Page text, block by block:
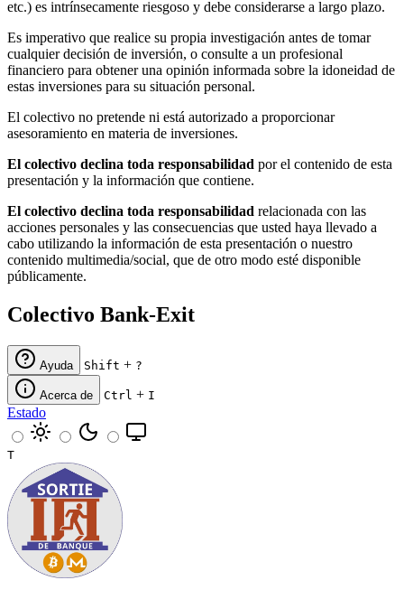
etc.) es intrínsecamente riesgoso y debe considerarse a largo plazo.
Es imperativo que realice su propia investigación antes de tomar
cualquier decisión de inversión, o consulte a un profesional
financiero para obtener una opinión informada sobre la idoneidad de
estas inversiones para su situación personal.
El colectivo no pretende ni está autorizado a proporcionar
asesoramiento en materia de inversiones.
El colectivo declina toda responsabilidad por el contenido de esta
presentación y la información que contiene.
El colectivo declina toda responsabilidad relacionada con las
acciones personales y las consecuencias que usted haya llevado a
cabo utilizando la información de esta presentación o nuestro
contenido multimedia/social, que de otro modo esté disponible
públicamente.
Colectivo Bank-Exit
Ayuda Shift + ?
Acerca de Ctrl + I
Estado
T